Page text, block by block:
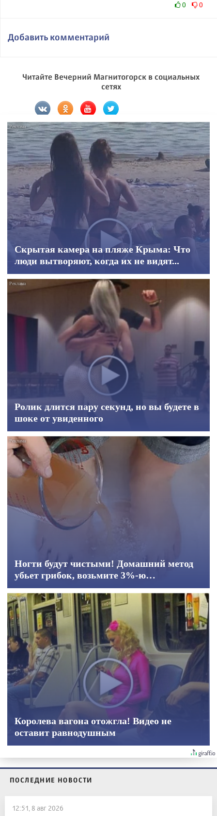
0 0
Добавить комментарий
Читайте Вечерний Магнитогорск в социальных
сетях
Скрытая камера на пляже Крыма: Что
люди вытворяют, когда их не видят...
Ролик длится пару секунд, но вы будете в
шоке от увиденного
Ногти будут чистыми! Домашний метод
убьет грибок, возьмите 3%-ю…
Королева вагона отожгла! Видео не
оставит равнодушным
ПОСЛЕДНИЕ НОВОСТИ
12:51, 8 авг 2026